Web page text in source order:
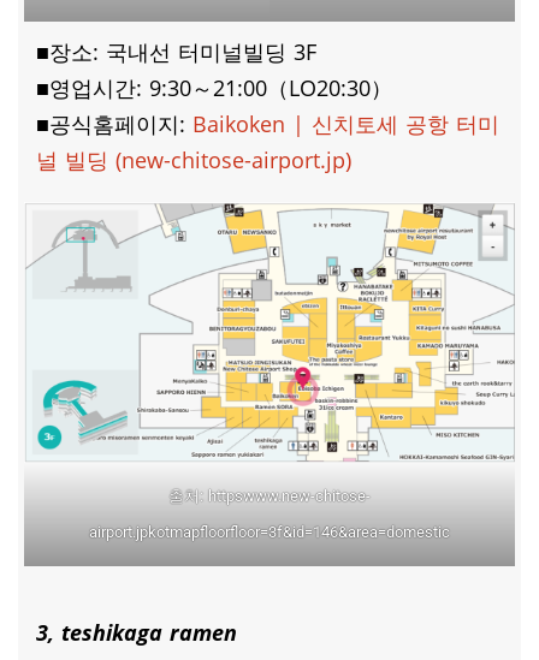
■장소: 국내선 터미널빌딩 3F
■영업시간: 9:30～21:00（LO20:30）
■공식홈페이지: Baikoken | 신치토세 공항 터미
널 빌딩 (new-chitose-airport.jp)
출처: httpswww.new-chitose-
airport.jpkotmapfloorfloor=3f&id=146&area=domestic
3, teshikaga ramen